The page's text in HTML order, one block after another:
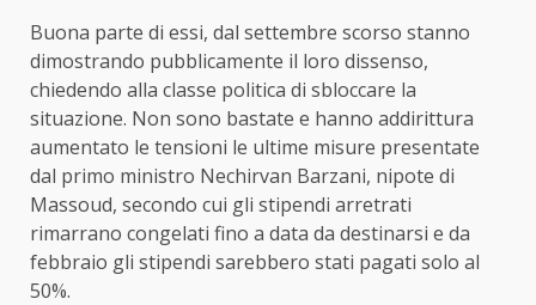
Buona parte di essi, dal settembre scorso stanno
dimostrando pubblicamente il loro dissenso,
chiedendo alla classe politica di sbloccare la
situazione. Non sono bastate e hanno addirittura
aumentato le tensioni le ultime misure presentate
dal primo ministro Nechirvan Barzani, nipote di
Massoud, secondo cui gli stipendi arretrati
rimarrano congelati fino a data da destinarsi e da
febbraio gli stipendi sarebbero stati pagati solo al
50%.